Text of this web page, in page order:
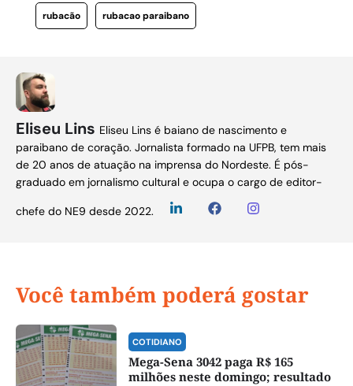
rubacão rubacao paraibano
Eliseu Lins Eliseu Lins é baiano de nascimento e
paraibano de coração. Jornalista formado na UFPB, tem mais
de 20 anos de atuação na imprensa do Nordeste. É pós-
graduado em jornalismo cultural e ocupa o cargo de editor-
chefe do NE9 desde 2022.
Você também poderá gostar
COTIDIANO
Mega-Sena 3042 paga R$ 165
milhões neste domingo; resultado